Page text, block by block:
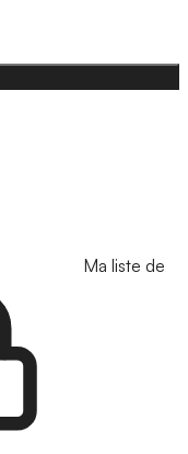
Ma liste de